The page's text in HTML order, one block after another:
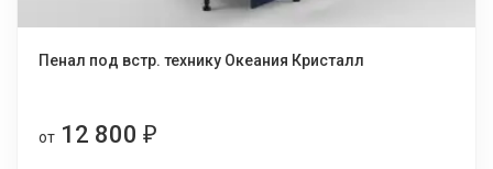
Пенал под встр. технику Океания Кристалл
от 12 800 ₽